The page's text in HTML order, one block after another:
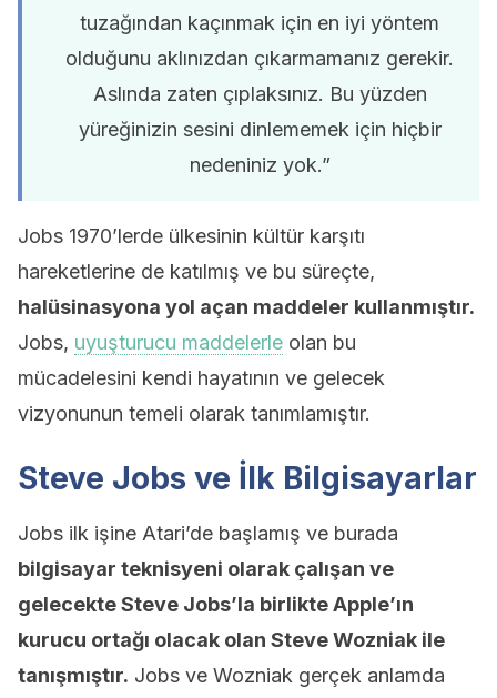
tuzağından kaçınmak için en iyi yöntem
olduğunu aklınızdan çıkarmamanız gerekir.
Aslında zaten çıplaksınız. Bu yüzden
yüreğinizin sesini dinlememek için hiçbir
nedeniniz yok.”
Jobs 1970’lerde ülkesinin kültür karşıtı
hareketlerine de katılmış ve bu süreçte,
halüsinasyona yol açan maddeler kullanmıştır.
Jobs, uyuşturucu maddelerle olan bu
mücadelesini kendi hayatının ve gelecek
vizyonunun temeli olarak tanımlamıştır.
Steve Jobs ve İlk Bilgisayarlar
Jobs ilk işine Atari’de başlamış ve burada
bilgisayar teknisyeni olarak çalışan ve
gelecekte Steve Jobs’la birlikte Apple’ın
kurucu ortağı olacak olan Steve Wozniak ile
tanışmıştır. Jobs ve Wozniak gerçek anlamda